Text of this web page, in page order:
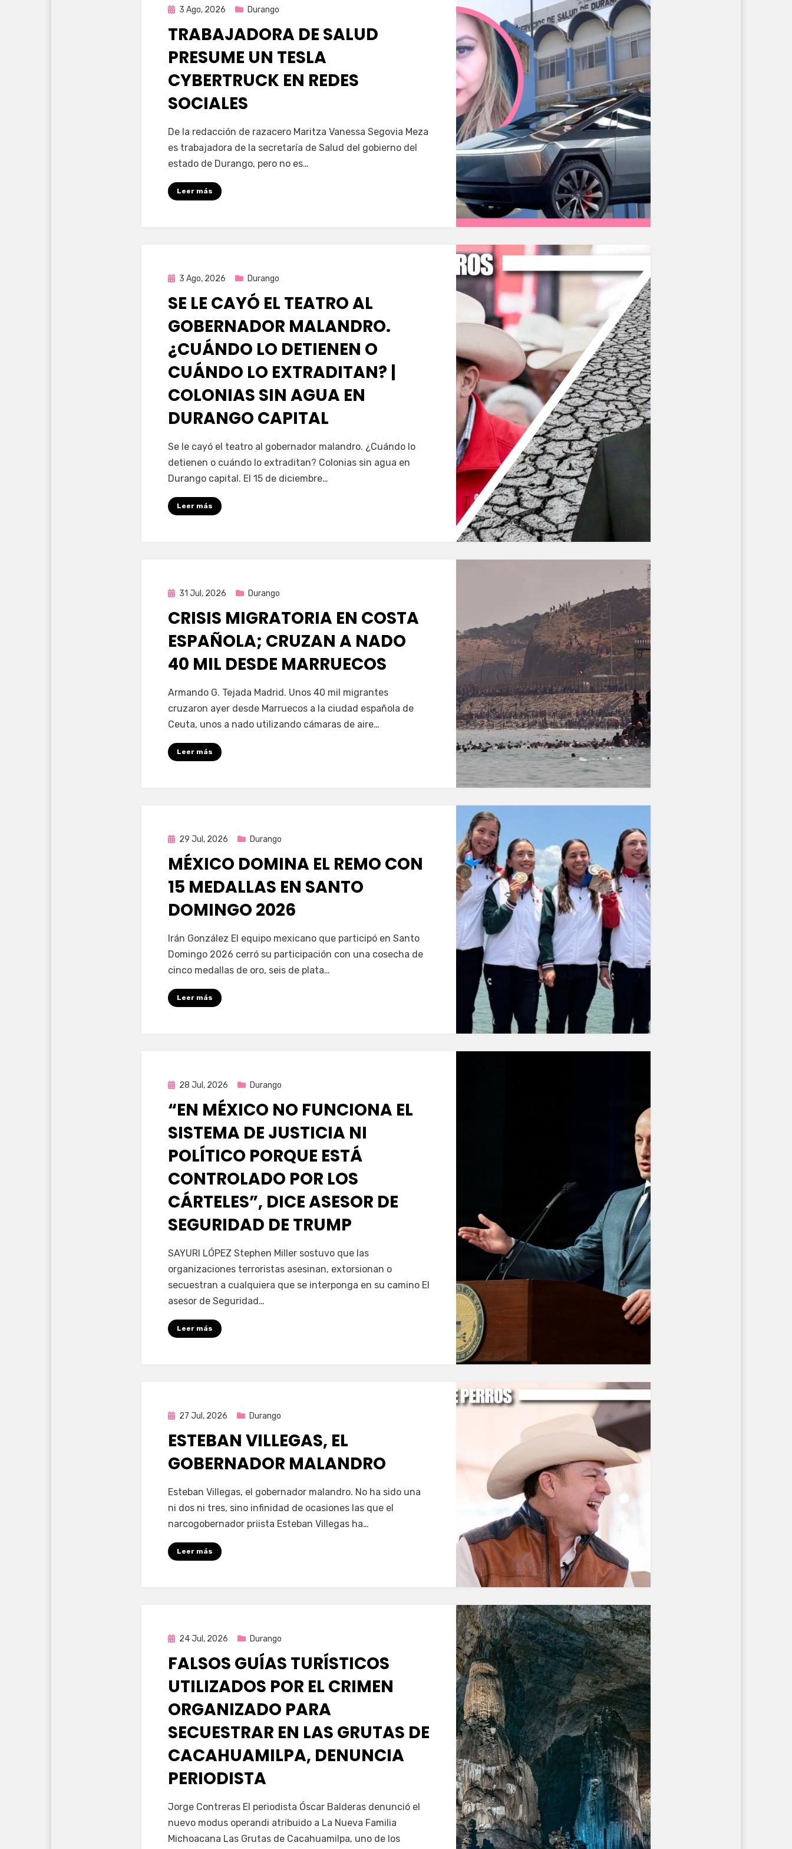
Publicada
3 Ago, 2026 Durango
TRABAJADORA DE SALUD
PRESUME UN TESLA
CYBERTRUCK EN REDES
SOCIALES
porFernando Miranda Servín
De la redacción de razacero Maritza Vanessa Segovia Meza
es trabajadora de la secretaría de Salud del gobierno del
estado de Durango, pero no es…
Leer más
Publicada
3 Ago, 2026 Durango
SE LE CAYÓ EL TEATRO AL
GOBERNADOR MALANDRO.
¿CUÁNDO LO DETIENEN O
CUÁNDO LO EXTRADITAN? |
COLONIAS SIN AGUA EN
DURANGO CAPITAL
porFernando Miranda Servín
Se le cayó el teatro al gobernador malandro. ¿Cuándo lo
detienen o cuándo lo extraditan? Colonias sin agua en
Durango capital. El 15 de diciembre…
Leer más
Publicada
31 Jul, 2026 Durango
CRISIS MIGRATORIA EN COSTA
ESPAÑOLA; CRUZAN A NADO
40 MIL DESDE MARRUECOS
porFernando Miranda Servín
Armando G. Tejada Madrid. Unos 40 mil migrantes
cruzaron ayer desde Marruecos a la ciudad española de
Ceuta, unos a nado utilizando cámaras de aire…
Leer más
Publicada
29 Jul, 2026 Durango
MÉXICO DOMINA EL REMO CON
15 MEDALLAS EN SANTO
DOMINGO 2026
porFernando Miranda Servín
Irán González El equipo mexicano que participó en Santo
Domingo 2026 cerró su participación con una cosecha de
cinco medallas de oro, seis de plata…
Leer más
Publicada
28 Jul, 2026 Durango
“EN MÉXICO NO FUNCIONA EL
SISTEMA DE JUSTICIA NI
POLÍTICO PORQUE ESTÁ
CONTROLADO POR LOS
CÁRTELES”, DICE ASESOR DE
SEGURIDAD DE TRUMP
porFernando Miranda Servín
SAYURI LÓPEZ Stephen Miller sostuvo que las
organizaciones terroristas asesinan, extorsionan o
secuestran a cualquiera que se interponga en su camino El
asesor de Seguridad…
Leer más
Publicada
27 Jul, 2026 Durango
ESTEBAN VILLEGAS, EL
GOBERNADOR MALANDRO
porFernando Miranda Servín
Esteban Villegas, el gobernador malandro. No ha sido una
ni dos ni tres, sino infinidad de ocasiones las que el
narcogobernador priista Esteban Villegas ha…
Leer más
Publicada
24 Jul, 2026 Durango
FALSOS GUÍAS TURÍSTICOS
UTILIZADOS POR EL CRIMEN
ORGANIZADO PARA
SECUESTRAR EN LAS GRUTAS DE
CACAHUAMILPA, DENUNCIA
PERIODISTA
por Fernando Miranda Servín
Jorge Contreras El periodista Óscar Balderas denunció el
nuevo modus operandi atribuido a La Nueva Familia
Michoacana Las Grutas de Cacahuamilpa, uno de los